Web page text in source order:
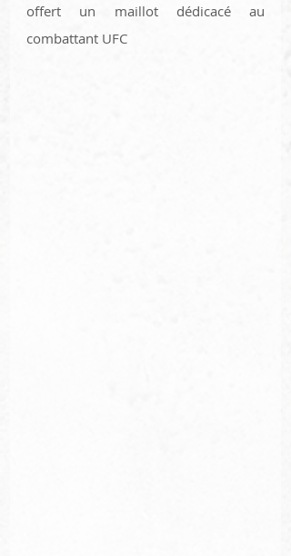
offert un maillot dédicacé au
combattant UFC